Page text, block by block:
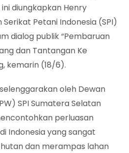
diungkapkan Henry
Serikat Petani Indonesia (SPI)
dialog publik “Pembaruan
dan Tantangan Ke
kemarin (18/6).
oleh Dewan
SPI Sumatera Selatan
perluasan
Indonesia yang sangat
dan merampas lahan